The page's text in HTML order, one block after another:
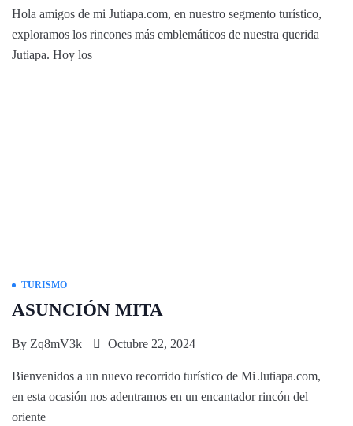
Hola amigos de mi Jutiapa.com, en nuestro segmento turístico,
exploramos los rincones más emblemáticos de nuestra querida
Jutiapa. Hoy los
TURISMO
ASUNCIÓN MITA
By Zq8mV3k Octubre 22, 2024
Bienvenidos a un nuevo recorrido turístico de Mi Jutiapa.com,
en esta ocasión nos adentramos en un encantador rincón del
oriente